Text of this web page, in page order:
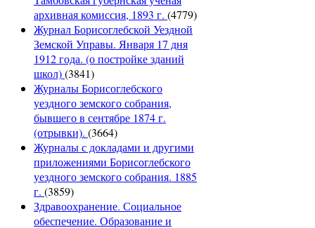
архивная комиссия, 1893 г. (4779)
Журнал Борисоглебской Уездной
Земской Управы. Января 17 дня
1912 года. (о постройке зданий
школ)(3841)
Журналы Борисоглебского
уездного земского собрания,
бывшего в сентябре 1874 г.
(отрывки). (3664)
Журналы с докладами и другими
приложениями Борисоглебского
уездного земского собрания. 1885
г. (3859)
Здравоохранение. Социальное
обеспечение. Образование и